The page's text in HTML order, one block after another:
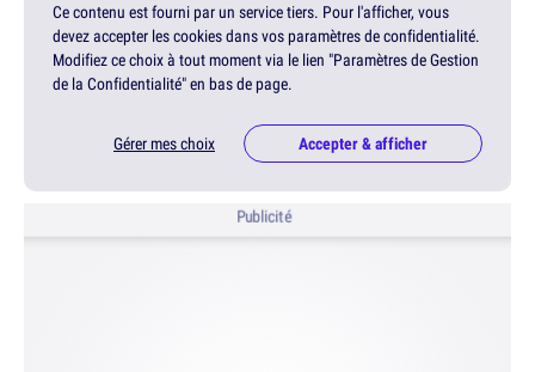
Ce contenu est fourni par un service tiers. Pour l'afficher, vous
devez accepter les cookies dans vos paramètres de confidentialité.
Modifiez ce choix à tout moment via le lien "Paramètres de Gestion
de la Confidentialité" en bas de page.
Gérer mes choix Accepter & afficher
Publicité